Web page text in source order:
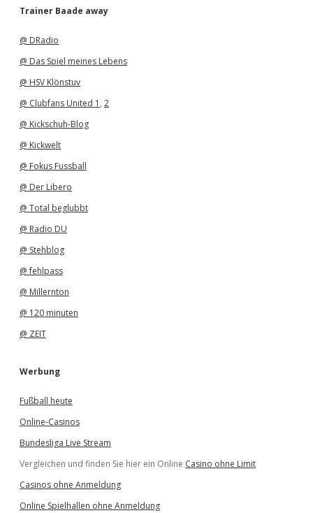
h
Trainer Baade away
@ DRadio
@ Das Spiel meines Lebens
@ HSV Klönstuv
@ Clubfans United 1 , 2
@ Kickschuh-Blog
@ Kickwelt
@ Fokus Fussball
@ Der Libero
@ Total beglubbt
@ Radio DU
@ Stehblog
@ fehlpass
@ Millernton
@ 120 minuten
@ ZEIT
Werbung
Fußball heute
Online-Casinos
Bundesliga Live Stream
Vergleichen und finden Sie hier ein Online Casino ohne Limit
Casinos ohne Anmeldung
Online Spielhallen ohne Anmeldung